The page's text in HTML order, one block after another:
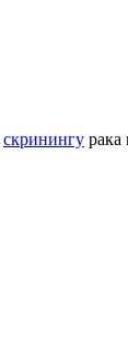
скринингу